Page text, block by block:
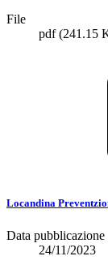
File
pdf(241.15
Locandina
Data pubblicazione
24/11/2023